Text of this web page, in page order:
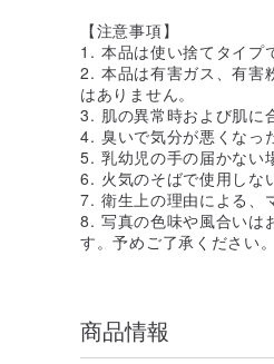
【注意事項】
1. 本品は使い捨てタイプ
2. 本品は有害ガス、有害
はありません。
3. 肌の異常時および肌に
4. 臭いで気分が悪くなっ
5. 乳幼児の手の届かない
6. 火気のそばで使用しな
7. 衛生上の理由による、
8. 写真の色味や風合いは
す。予めご了承ください。
商品情報